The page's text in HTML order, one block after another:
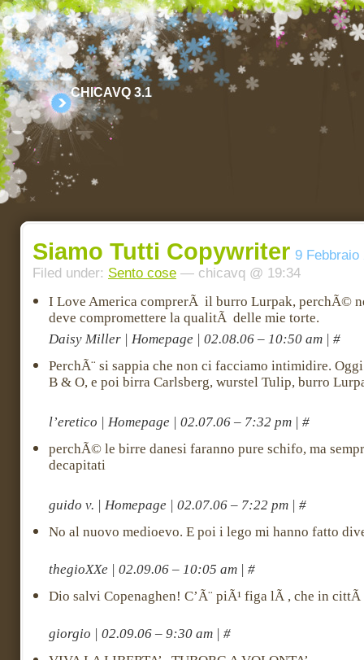
CHICAVQ 3.1
Siamo Tutti Copywriter 9 Febbraio
Filed under: Sento cose — chicavq @ 19:34
I Love America comprerÃ il burro Lurpak, perchÃ©
deve compromettere la qualitÃ delle mie torte.
Daisy Miller | Homepage | 02.08.06 – 10:50 am | #
PerchÃ¨ si sappia che non ci facciamo intimidire.
B & O, e poi birra Carlsberg, wurstel Tulip, burro
l’eretico | Homepage | 02.07.06 – 7:32 pm | #
perchÃ© le birre danesi faranno pure schifo, ma
decapitati
guido v. | Homepage | 02.07.06 – 7:22 pm | #
No al nuovo medioevo. E poi i lego mi hanno fatto
thegioXXe | 02.09.06 – 10:05 am | #
Dio salvi Copenaghen! C’Ã¨ piÃ¹ figa lÃ , che in
giorgio | 02.09.06 – 9:30 am | #